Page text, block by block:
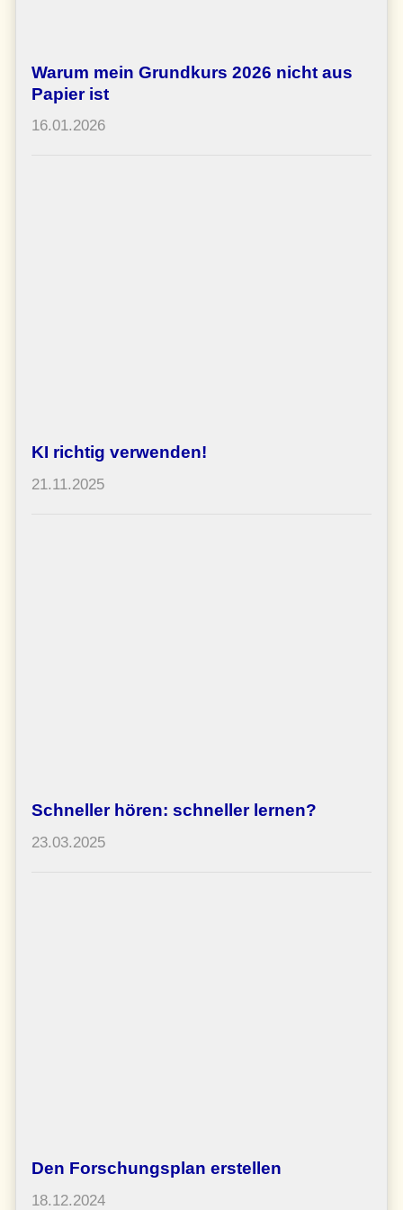
Warum mein Grundkurs 2026 nicht aus
Papier ist
16.01.2026
KI richtig verwenden!
21.11.2025
Schneller hören: schneller lernen?
23.03.2025
Den Forschungsplan erstellen
18.12.2024